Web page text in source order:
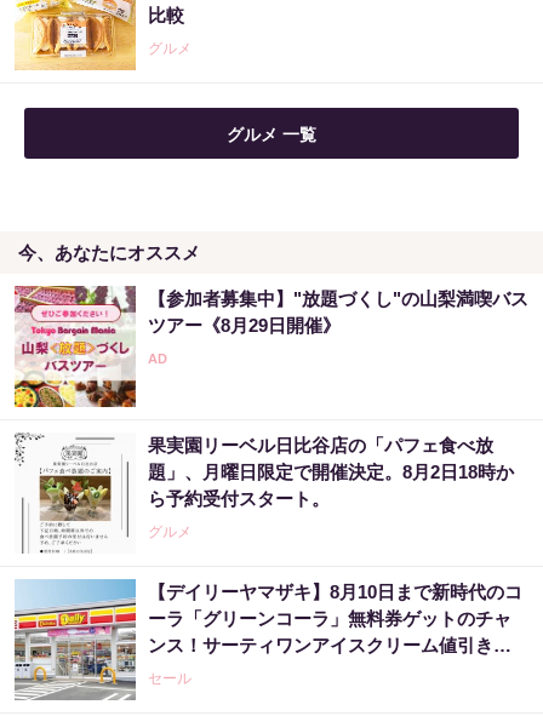
PR（合同会社デジタルファーム ）
比較
グルメ
グルメ 一覧
今、あなたにオススメ
【参加者募集中】"放題づくし"の山梨満喫バス
ツアー《8月29日開催》
果実園リーベル日比谷店の「パフェ食べ放
題」、月曜日限定で開催決定。8月2日18時か
ら予約受付スタート。
グルメ
【デイリーヤマザキ】8月10日まで新時代のコ
ーラ「グリーンコーラ」無料券ゲットのチャ
ンス！サーティワンアイスクリーム値引きな
どお得企画も目白押し。
セール